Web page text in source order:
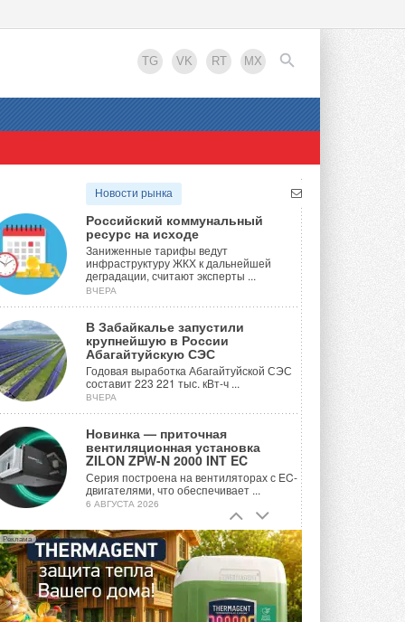
TG VK RT MX
EN
Новости рынка
Российский коммунальный
ресурс на исходе
Заниженные тарифы ведут
инфраструктуру ЖКХ к дальнейшей
деградации, считают эксперты ...
ВЧЕРА
В Забайкалье запустили
крупнейшую в России
Абагайтуйскую СЭС
Годовая выработка Абагайтуйской СЭС
составит 223 221 тыс. кВт-ч ...
ВЧЕРА
Новинка — приточная
вентиляционная установка
ZILON ZPW-N 2000 INT EC
Серия построена на вентиляторах с EC-
двигателями, что обеспечивает ...
6 АВГУСТА 2026
Учёные ЮУрГУ создали
каскадную установку,
объединяющую солнечную и
геотермальную энергию
Природосберегающие технологии ...
6 АВГУСТА 2026
Реклама